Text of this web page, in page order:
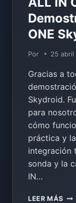
ONE
Por 25 abril
Gracias a
Skydroid.
para
cómo
práctica y
integración
sonda y la
IN…
LEER MÁS ALL